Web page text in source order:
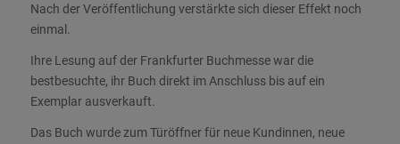
Nach der Veröffentlichung verstärkte sich dieser Effekt noch
einmal.
Ihre Lesung auf der Frankfurter Buchmesse war die
bestbesuchte, ihr Buch direkt im Anschluss bis auf ein
Exemplar ausverkauft.
Das Buch wurde zum Türöffner für neue Kundinnen, neue